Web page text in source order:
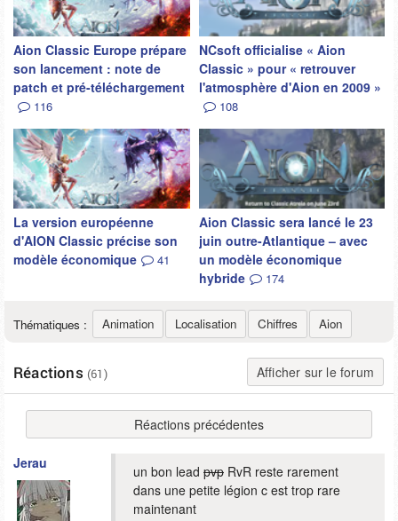
Aion Classic Europe prépare
son lancement : note de
patch et pré-téléchargement
116
NCsoft officialise « Aion
Classic » pour « retrouver
l'atmosphère d'Aion en 2009 »
108
La version européenne
d'AION Classic précise son
modèle économique
41
Aion Classic sera lancé le 23
juin outre-Atlantique – avec
un modèle économique
hybride
174
Thématiques : Animation Localisation Chiffres Aion
Réactions (61) Afficher sur le forum
Réactions précédentes
Jerau un bon lead pvp RvR reste rarement
dans une petite légion c est trop rare
maintenant